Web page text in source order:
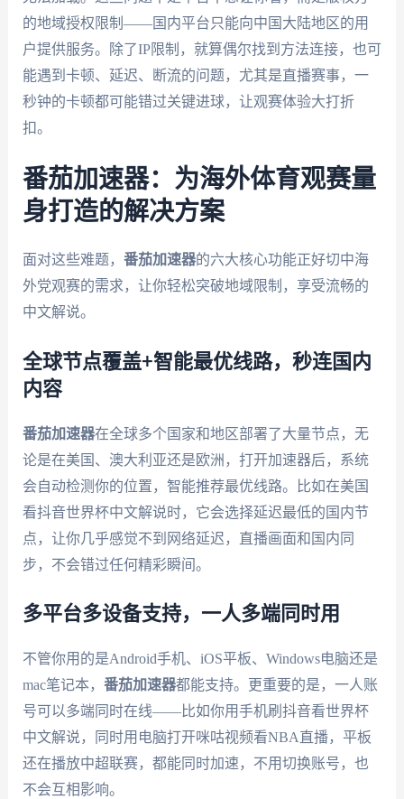
的地域授权限制——国内平台只能向中国大陆地区的用
户提供服务。除了IP限制，就算偶尔找到方法连接，也可
能遇到卡顿、延迟、断流的问题，尤其是直播赛事，一
秒钟的卡顿都可能错过关键进球，让观赛体验大打折
扣。
番茄加速器：为海外体育观赛量
身打造的解决方案
面对这些难题， 番茄加速器的六大核心功能正好切中海
外党观赛的需求，让你轻松突破地域限制，享受流畅的
中文解说。
全球节点覆盖+智能最优线路，秒连国内
内容
番茄加速器在全球多个国家和地区部署了大量节点，无
论是在美国、澳大利亚还是欧洲，打开加速器后，系统
会自动检测你的位置，智能推荐最优线路。比如在美国
看抖音世界杯中文解说时，它会选择延迟最低的国内节
点，让你几乎感觉不到网络延迟，直播画面和国内同
步，不会错过任何精彩瞬间。
多平台多设备支持，一人多端同时用
不管你用的是Android手机、iOS平板、Windows电脑还是
mac笔记本， 番茄加速器都能支持。更重要的是，一人账
号可以多端同时在线——比如你用手机刷抖音看世界杯
中文解说，同时用电脑打开咪咕视频看NBA直播，平板
还在播放中超联赛，都能同时加速，不用切换账号，也
不会互相影响。